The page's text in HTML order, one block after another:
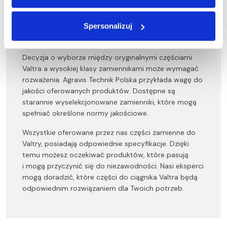
Spersonalizuj
Decyzja o wyborze między oryginalnymi częściami
Valtra a wysokiej klasy zamiennikami może wymagać
rozważenia. Agravis Technik Polska przykłada wagę do
jakości oferowanych produktów. Dostępne są
starannie wyselekcjonowane zamienniki, które mogą
spełniać określone normy jakościowe.
Wszystkie oferowane przez nas części zamienne do
Valtry, posiadają odpowiednie specyfikacje. Dzięki
temu możesz oczekiwać produktów, które pasują
i mogą przyczynić się do niezawodności. Nasi eksperci
mogą doradzić, które części do ciągnika Valtra będą
odpowiednim rozwiązaniem dla Twoich potrzeb.